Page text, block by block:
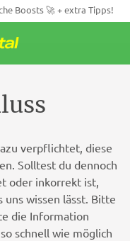
Boosts 🚀 + extra Tipps!
verpflichtet, diese
Solltest du dennoch
oder inkorrekt ist,
uns wissen lässt. Bitte
die Information
schnell wie möglich